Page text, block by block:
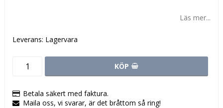
Läs mer...
Leverans: Lagervara
KÖP
Betala säkert med faktura.
Maila oss, vi svarar, är det bråttom så ring!